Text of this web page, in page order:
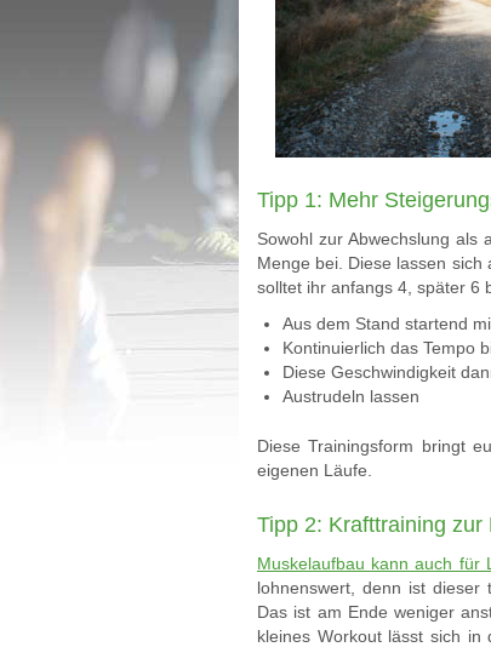
Tipp 1: Mehr
Sowohl zur Abwechslung als
Menge bei. Diese lassen
solltet ihr anfangs 4, später 6
Aus dem Stand startend
Kontinuierlich das Tempo
Diese Geschwindigkeit
Austrudeln lassen
Diese Trainingsform bringt
eigenen Läufe.
Tipp 2: Krafttraining zur
Muskelaufbau kann auch für
lohnenswert, denn ist dieser
Das ist am Ende weniger
kleines Workout lässt sich